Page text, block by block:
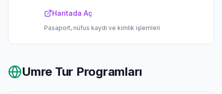
Haritada Aç
Pasaport, nüfus kaydı ve kimlik işlemleri
Umre Tur Programları